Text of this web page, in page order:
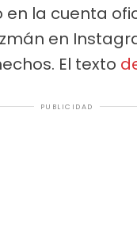
la cuenta
en
El texto
PUBLICIDAD